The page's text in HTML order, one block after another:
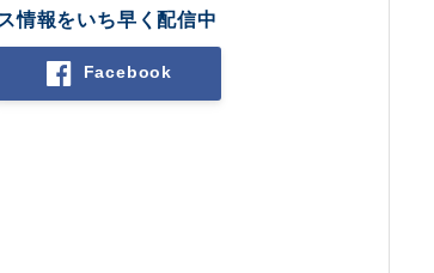
情報をいち早く配信中
Facebook